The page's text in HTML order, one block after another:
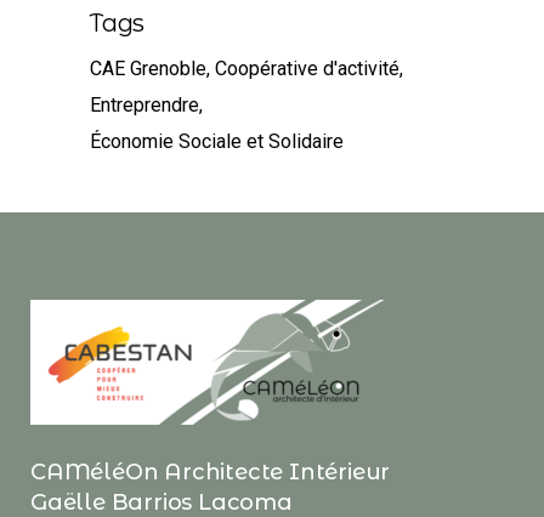
Tags
CAE Grenoble Coopérative d'activité
Entreprendre
Économie Sociale et Solidaire
CAMéléOn Architecte Intérieur
Gaëlle Barrios Lacoma